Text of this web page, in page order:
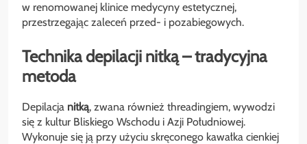
w renomowanej klinice medycyny estetycznej,
przestrzegając zaleceń przed- i pozabiegowych.
Technika depilacji nitką – tradycyjna
metoda
Depilacja nitką, zwana również threadingiem, wywodzi
się z kultur Bliskiego Wschodu i Azji Południowej.
Wykonuje się ją przy użyciu skręconego kawałka cienkiej